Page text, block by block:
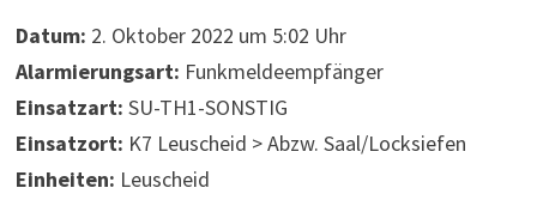
Datum: 2. Oktober 2022 um 5:02 Uhr
Alarmierungsart: Funkmeldeempfänger
Einsatzart: SU-TH1-SONSTIG
Einsatzort: K7 Leuscheid > Abzw. Saal/Locksiefen
Einheiten: Leuscheid